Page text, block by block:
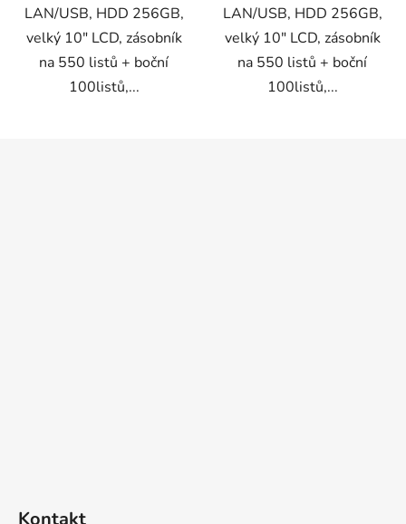
LAN/USB, HDD 256GB,
velký 10" LCD, zásobník
na 550 listů + boční
100listů,...
LAN/USB, HDD 256GB,
velký 10" LCD, zásobník
na 550 listů + boční
100listů,...
Kontakt